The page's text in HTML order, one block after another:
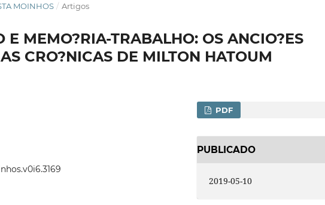
MOINHOS / Artigos
E MEMO?RIA-TRABALHO: OS ANCIO?ES
CRO?NICAS DE MILTON HATOUM
PDF
PUBLICADO
2019-05-10